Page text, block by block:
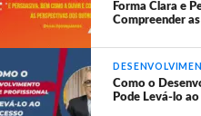
Forma Clara e
Compreender
Como o
Pode Levá-lo ao